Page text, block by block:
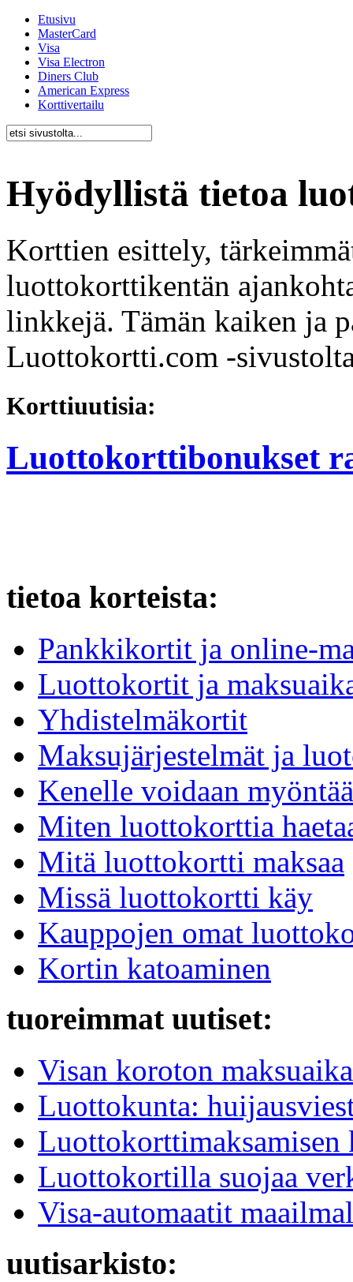
Etusivu
MasterCard
Visa
Visa Electron
Diners Club
American Express
Korttivertailu
Hyödyllistä tietoa
Korttien esittely,
luottokorttikentän
linkkejä. Tämän kaiken ja
Luottokortti.com -
Korttiuutisia:
Luottokorttibonukset
tietoa korteista:
Pankkikortit ja online-
Luottokortit ja
Yhdistelmäkortit
Maksujärjestelmät ja
Kenelle voidaan
Miten luottokorttia
Mitä luottokortti maksaa
Missä luottokortti käy
Kauppojen omat
Kortin katoaminen
tuoreimmat uutiset:
Visan koroton
Luottokunta:
Luottokorttimaksamisen
Luottokortilla suojaa
Visa-automaatit
uutisarkisto: